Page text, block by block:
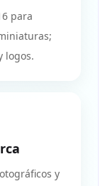
para
logos.
y